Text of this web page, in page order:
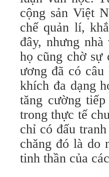
cộng sản Việt
chế quản lí,
đây, nhưng
họ cũng chờ sự
ương đã có
khích đa dạng
tăng cường
trong thực tế
chỉ có đấu
chăng đó là do
tinh thần của